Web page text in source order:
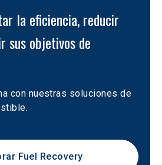
la eficiencia, reducir
sus objetivos de
con nuestras soluciones de
Fuel Recovery